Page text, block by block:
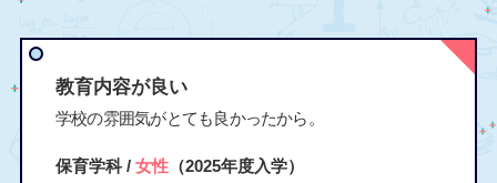
教育内容が良い
学校の雰囲気がとても良かったから。
保育学科 / 女性（2025年度入学）